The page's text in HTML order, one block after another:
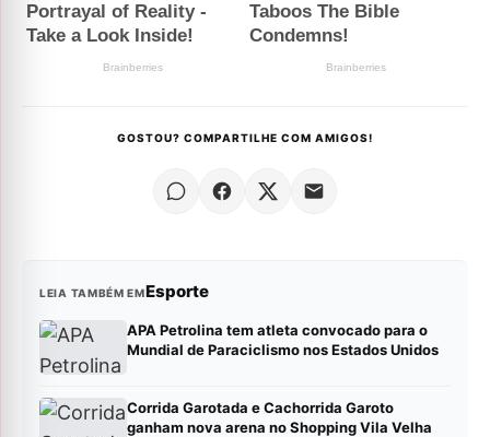
GOSTOU? COMPARTILHE COM AMIGOS!
LEIA TAMBÉM EMEsporte
APA Petrolina tem atleta convocado para o
Mundial de Paraciclismo nos Estados Unidos
Corrida Garotada e Cachorrida Garoto
ganham nova arena no Shopping Vila Velha